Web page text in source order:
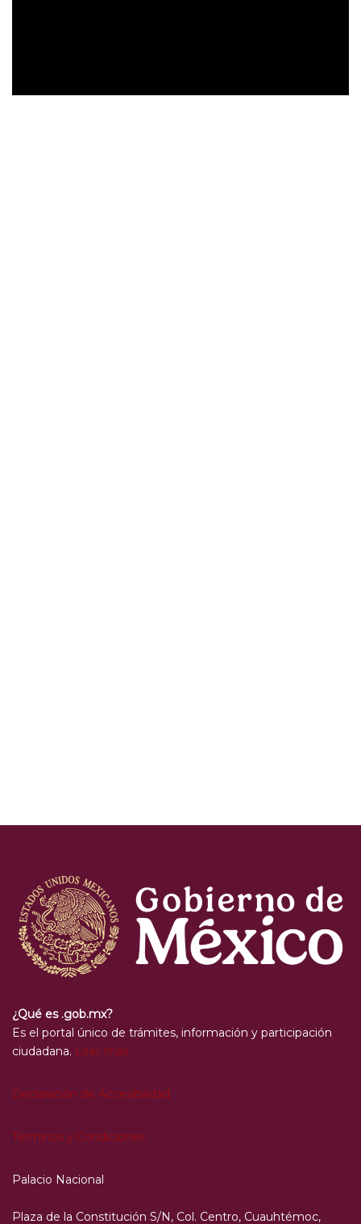
¿Qué es .gob.mx?
Es el portal único de trámites, información y participación
ciudadana. Leer más
Declaración de Accesibilidad
Términos y Condiciones
Palacio Nacional
Plaza de la Constitución S/N, Col. Centro, Cuauhtémoc,